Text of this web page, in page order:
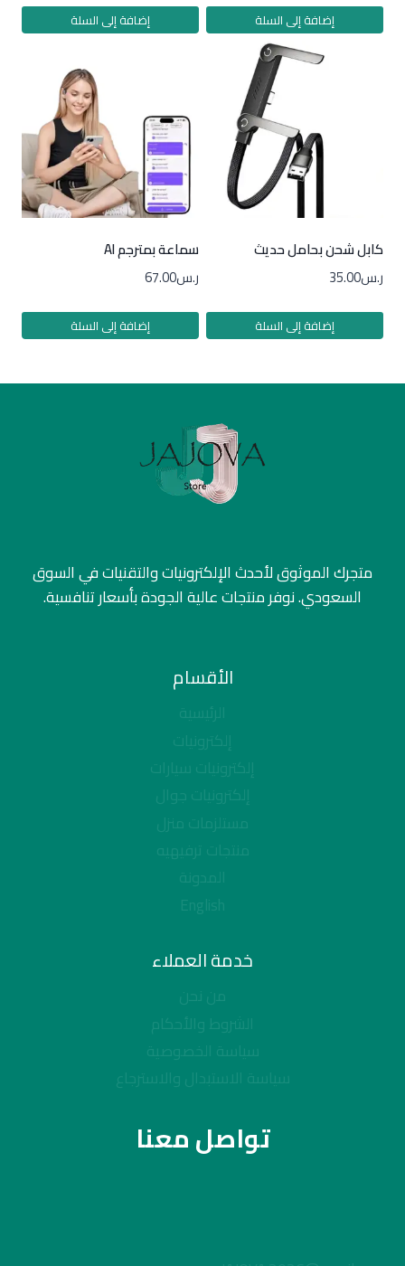
إضافة إلى السلة إضافة إلى السلة
كابل شحن بحامل حديث
ر.س35.00
إضافة إلى السلة
سماعة بمترجم AI
ر.س67.00
إضافة إلى السلة
متجرك الموثوق لأحدث الإلكترونيات والتقنيات في السوق
السعودي. نوفر منتجات عالية الجودة بأسعار تنافسية.
الأقسام
الرئيسية
إلكترونيات
إلكترونيات سيارات
إلكترونيات جوال
مستلزمات منزل
منتجات ترفيهيه
المدونة
English
خدمة العملاء
من نحن
الشروط والأحكام
سياسة الخصوصية
سياسة الاستبدال والاسترجاع
تواصل معنا